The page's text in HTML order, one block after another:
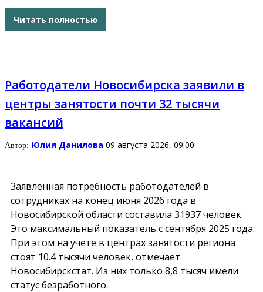
Читать полностью
Работодатели Новосибирска заявили в
центры занятости почти 32 тысячи
вакансий
Автор: Юлия Данилова 09 августа 2026, 09:00
Заявленная потребность работодателей в
сотрудниках на конец июня 2026 года в
Новосибирской области составила 31937 человек.
Это максимальный показатель с сентября 2025 года.
При этом на учете в центрах занятости региона
стоят 10.4 тысячи человек, отмечает
Новосибирскстат. Из них только 8,8 тысяч имели
статус безработного.